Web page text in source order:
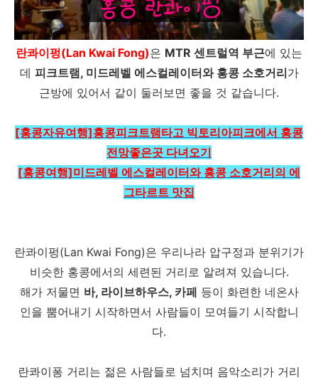
란콰이펑(Lan Kwai Fong)은 MTR 센트럴역 부근에 있는
데 피크트램, 미드레벨 에스컬레이터와 홍콩 소호거리가
근방에 있어서 같이 둘러보면 좋을 것 같습니다.
[홍콩자유여행]홍콩피크트램타고 빅토리아피크에서 홍콩
전망좋은곳 다녀오기
[홍콩여행]미드레벨 에스컬레이터와 홍콩 소호거리의 에
그타르트 맛집
란콰이펑(Lan Kwai Fong)은 우리나라 압구정과 분위기가
비슷한 홍콩에서의 세련된 거리로 알려져 있습니다.
해가 저물면 바, 라이브하우스, 카페 등이 화련한 네온사
인을 뿜어내기 시작하면서 사람들이 모여들기 시작합니
다.
란콰이퐁 거리는 젊은 사람들로 넘치며 음악소리가 거리